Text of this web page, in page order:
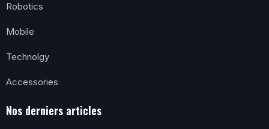
Robotics
Mobile
Technolgy
Accessories
Nos derniers articles